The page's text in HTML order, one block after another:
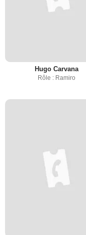
Hugo Carvana
Rôle : Ramiro